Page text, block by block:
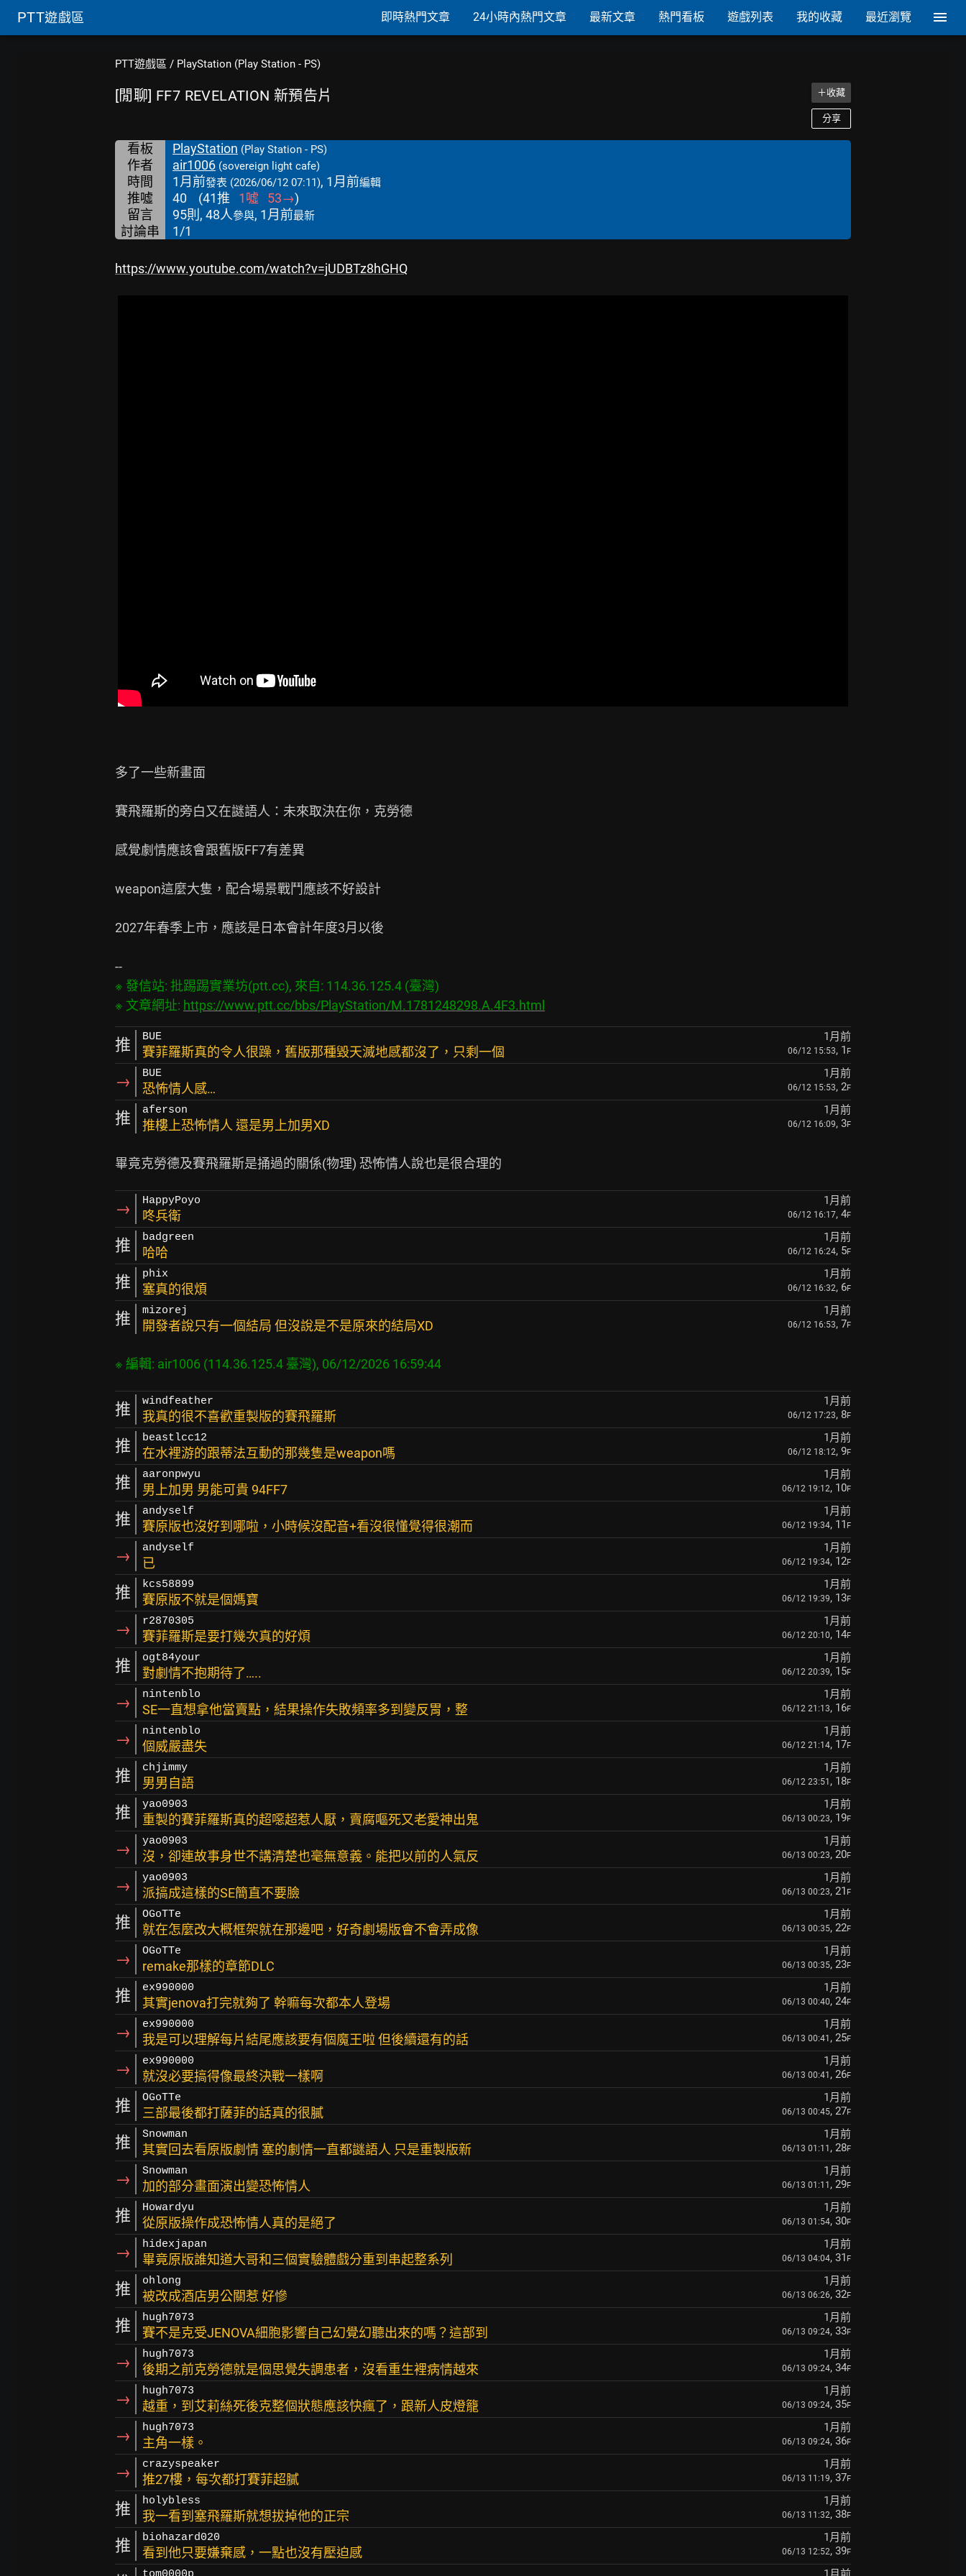
PTT遊戲區 即時熱門文章 24小時內熱門文章 最新文章 熱門看板 遊戲列表 我的收藏 最近瀏覽
PTT遊戲區 / PlayStation (Play Station - PS)
[閒聊] FF7 REVELATION 新預告片 ＋收藏
分享
看板 PlayStation (Play Station - PS)
作者 air1006 (sovereign light cafe)
時間 1月前發表 (2026/06/12 07:11), 1月前編輯
推噓 40 (41推 1噓 53→)
留言
95則, 48人參與, 1月前最新
討論串 1/1
https://www.youtube.com/watch?v=jUDBTz8hGHQ
多了一些新畫面
賽飛羅斯的旁白又在謎語人：未來取決在你，克勞德
感覺劇情應該會跟舊版FF7有差異
weapon這麼大隻，配合場景戰鬥應該不好設計
2027年春季上市，應該是日本會計年度3月以後
※ 發信站: 批踢踢實業坊(ptt.cc), 來自: 114.36.125.4 (臺灣)
※ 文章網址: https://www.ptt.cc/bbs/PlayStation/M.1781248298.A.4F3.html
推 BUE 1月前
賽菲羅斯真的令人很躁，舊版那種毀天滅地感都沒了，只剩一個 06/12 15:53, 1 F
→ BUE 1月前
恐怖情人感… 06/12 15:53, 2F
推 aferson 1月前
推樓上恐怖情人 還是男上加男XD 06/12 16:09, 3F
→ HappyPoyo 1月前
咚兵衛 06/12 16:17, 4F
推 badgreen 1月前
哈哈 06/12 16:24, 5F
推 phix 1月前
塞真的很煩 06/12 16:32, 6F
推 mizorej 1月前
開發者說只有一個結局 但沒說是不是原來的結局XD 06/12 16:53, 7F
推 windfeather 1月前
我真的很不喜歡重製版的賽飛羅斯 06/12 17:23, 8F
推 beastlcc12 1月前
在水裡游的跟蒂法互動的那幾隻是weapon嗎 06/12 18:12, 9F
推 aaronpwyu 1月前
男上加男 男能可貴 94FF7 06/12 19:12, 10F
推 andyself 1月前
賽原版也沒好到哪啦，小時候沒配音+看沒很懂覺得很潮而 06/12 19:34, 11 F
→ andyself 1月前
已 06/12 19:34, 12F
推 kcs58899 1月前
賽原版不就是個媽寶 06/12 19:39, 13F
→ r2870305 1月前
賽菲羅斯是要打幾次真的好煩 06/12 20:10, 14F
推 ogt84your 1月前
對劇情不抱期待了….. 06/12 20:39, 15F
→ nintenblo 1月前
SE一直想拿他當賣點，結果操作失敗頻率多到變反胃，整 06/12 21:13, 16F
→ nintenblo 1月前
個威嚴盡失 06/12 21:14, 17F
推 chjimmy 1月前
男男自語 06/12 23:51 , 18F
推 yao0903 1月前
重製的賽菲羅斯真的超噁超惹人厭，賣腐嘔死又老愛神出鬼 06/13 00:23, 19F
→ yao0903 1月前
沒，卻連故事身世不講清楚也毫無意義。能把以前的人氣反 06/13 00:23, 20F
→ yao0903 1月前
派搞成這樣的SE簡直不要臉 06/13 00:23, 21 F
推 OGoTTe 1月前
就在怎麼改大概框架就在那邊吧，好奇劇場版會不會弄成像 06/13 00:35, 22F
→ OGoTTe 1月前
remake那樣的章節DLC 06/13 00:35, 23F
推 ex990000 1月前
其實jenova打完就夠了 幹嘛每次都本人登場 06/13 00:40, 24F
→ ex990000 1月前
我是可以理解每片結尾應該要有個魔王啦 但後續還有的話 06/13 00:41 , 25F
→ ex990000 1月前
就沒必要搞得像最終決戰一樣啊 06/13 00:41 , 26F
推 OGoTTe 1月前
三部最後都打薩菲的話真的很膩 06/13 00:45, 27F
推 Snowman 1月前
其實回去看原版劇情 塞的劇情一直都謎語人 只是重製版新 06/13 01:11 , 28F
→ Snowman 1月前
加的部分畫面演出變恐怖情人 06/13 01:11 , 29F
推 Howardyu 1月前
從原版操作成恐怖情人真的是絕了 06/13 01:54, 30F
→ hidexjapan 1月前
畢竟原版誰知道大哥和三個實驗體戲分重到串起整系列 06/13 04:04, 31 F
推 ohlong 1月前
被改成酒店男公關惹 好慘 06/13 06:26, 32F
推 hugh7073 1月前
賽不是克受JENOVA細胞影響自己幻覺幻聽出來的嗎？這部到 06/13 09:24, 33F
→ hugh7073 1月前
後期之前克勞德就是個思覺失調患者，沒看重生裡病情越來 06/13 09:24, 34F
→ hugh7073 1月前
越重，到艾莉絲死後克整個狀態應該快瘋了，跟新人皮燈籠 06/13 09:24, 35F
→ hugh7073 1月前
主角一樣。 06/13 09:24, 36F
→ crazyspeaker 1月前
推27樓，每次都打賽菲超膩 06/13 11:19, 37F
推 holybless 1月前
我一看到塞飛羅斯就想拔掉他的正宗 06/13 11:32, 38F
推 biohazard020 1月前
看到他只要嫌棄感，一點也沒有壓迫感 06/13 12:52, 39F